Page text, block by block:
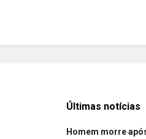
Últimas notícias
Homem morre